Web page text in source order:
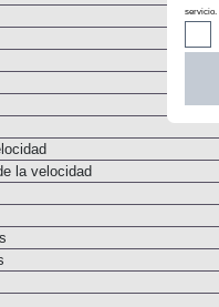
servicio.
la velocidad